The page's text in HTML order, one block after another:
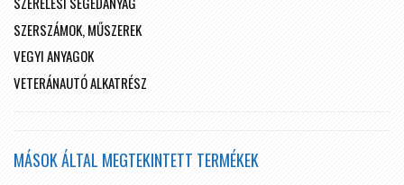
SZERSZÁMOK, MŰSZEREK
VEGYI ANYAGOK
VETERÁNAUTÓ ALKATRÉSZ
MÁSOK ÁLTAL MEGTEKINTETT TERMÉKEK